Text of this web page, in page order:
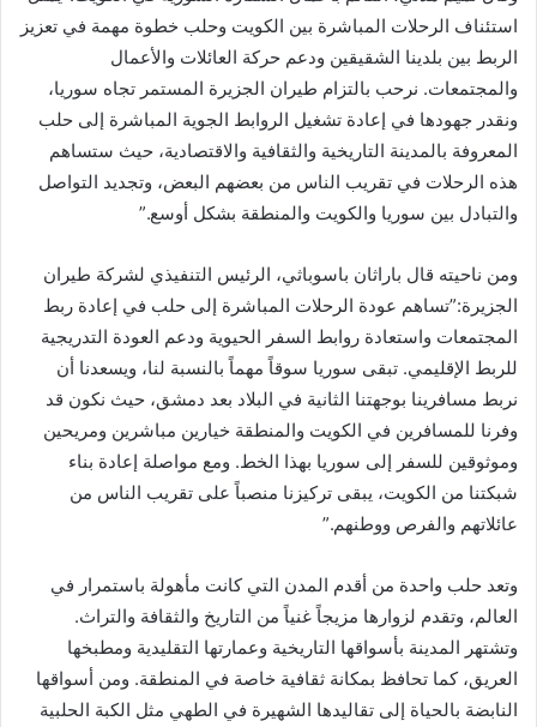
استئناف الرحلات المباشرة بين الكويت وحلب خطوة مهمة في تعزيز
الربط بين بلدينا الشقيقين ودعم حركة العائلات والأعمال
والمجتمعات. نرحب بالتزام طيران الجزيرة المستمر تجاه سوريا،
ونقدر جهودها في إعادة تشغيل الروابط الجوية المباشرة إلى حلب
المعروفة بالمدينة التاريخية والثقافية والاقتصادية، حيث ستساهم
هذه الرحلات في تقريب الناس من بعضهم البعض، وتجديد التواصل
والتبادل بين سوريا والكويت والمنطقة بشكل أوسع.”
ومن ناحيته قال باراثان باسوباثي، الرئيس التنفيذي لشركة طيران
الجزيرة:”تساهم عودة الرحلات المباشرة إلى حلب في إعادة ربط
المجتمعات واستعادة روابط السفر الحيوية ودعم العودة التدريجية
للربط الإقليمي. تبقى سوريا سوقاً مهماً بالنسبة لنا، ويسعدنا أن
نربط مسافرينا بوجهتنا الثانية في البلاد بعد دمشق، حيث نكون قد
وفرنا للمسافرين في الكويت والمنطقة خيارين مباشرين ومريحين
وموثوقين للسفر إلى سوريا بهذا الخط. ومع مواصلة إعادة بناء
شبكتنا من الكويت، يبقى تركيزنا منصباً على تقريب الناس من
عائلاتهم والفرص ووطنهم.”
وتعد حلب واحدة من أقدم المدن التي كانت مأهولة باستمرار في
العالم، وتقدم لزوارها مزيجاً غنياً من التاريخ والثقافة والتراث.
وتشتهر المدينة بأسواقها التاريخية وعمارتها التقليدية ومطبخها
العريق، كما تحافظ بمكانة ثقافية خاصة في المنطقة. ومن أسواقها
النابضة بالحياة إلى تقاليدها الشهيرة في الطهي مثل الكبة الحلبية